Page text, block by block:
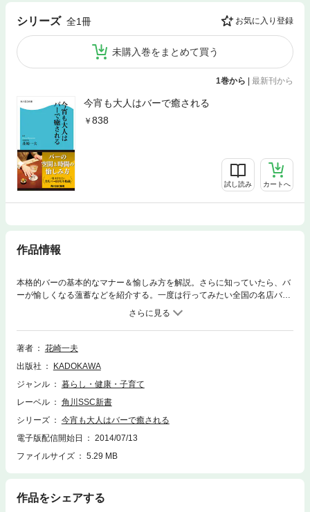
シリーズ 全1冊 お気に入り登録
未購入巻をまとめて買う
1巻から | 最新刊から
今宵も大人はバーで癒される
838
試し読み カートへ
作品情報
本格的バーの基本的なマナー＆愉しみ方を解説。さらに知っていたら、バ
ーが愉しくなる薀蓄などを紹介する。一度は行ってみたい全国の名店バー
２０も収録、定番カクテル１０も写真付きで紹介する、バー入門の決定
著者
花崎一夫
出版社
KADOKAWA
ジャンル
暮らし・健康・子育て
レーベル
角川SSC新書
シリーズ
今宵も大人はバーで癒される
電子版配信開始日
2014/07/13
ファイルサイズ
5.29 MB
作品をシェアする